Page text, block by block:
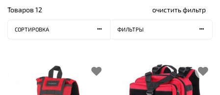
Товаров 12 очистить фильтр
СОРТИРОВКА ФИЛЬТРЫ